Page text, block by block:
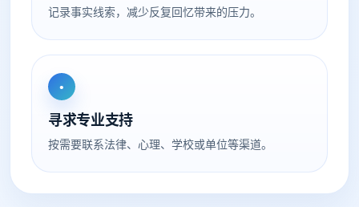
记录事实线索，减少反复回忆带来的压力。
•
寻求专业支持
按需要联系法律、心理、学校或单位等渠道。